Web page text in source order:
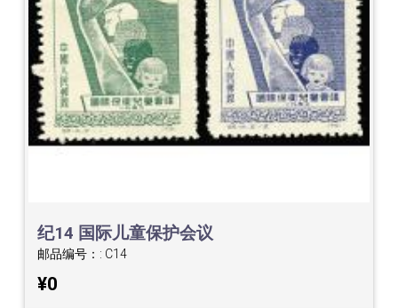
纪14 国际儿童保护会议
邮品编号：: C14
¥0